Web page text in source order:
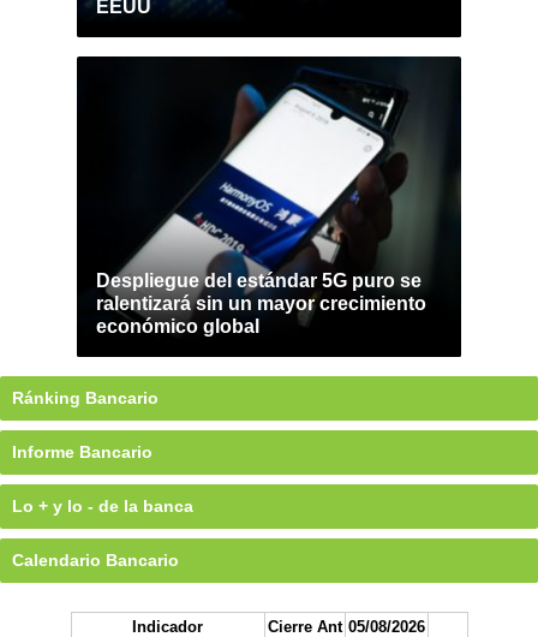
EEUU
Despliegue del estándar 5G puro se
ralentizará sin un mayor crecimiento
económico global
Ránking Bancario
Informe Bancario
Lo + y lo - de la banca
Calendario Bancario
Indicador Cierre Ant 05/08/2026